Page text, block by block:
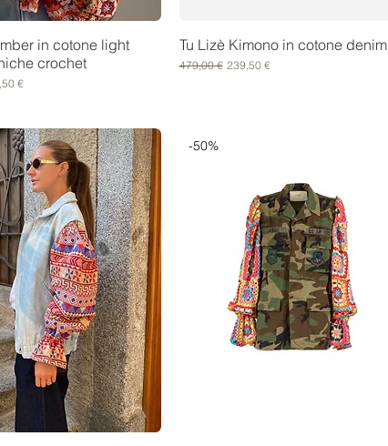
in cotone light
crochet
scontato
€
Tu Lizè Kimono in cotone denim
Prezzo regolare
479,00 € Prezzo scontato
239,50 €
-50%